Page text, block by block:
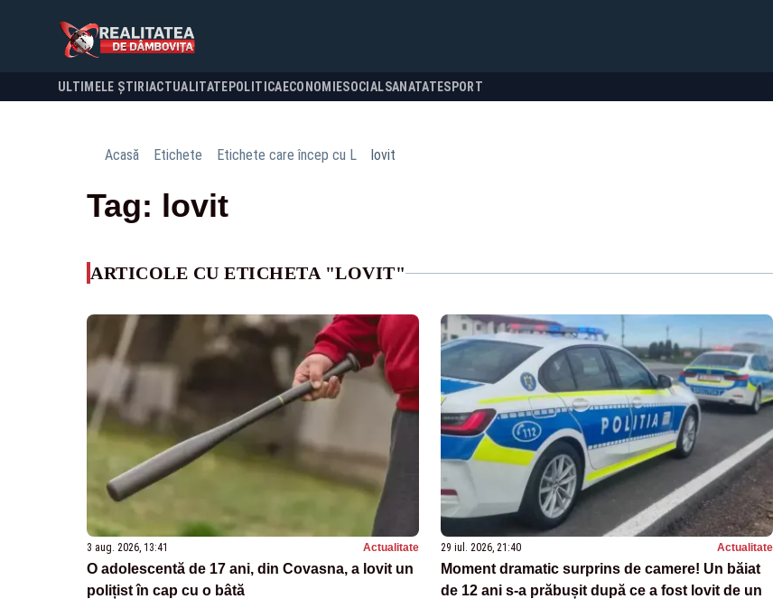
ULTIMELE ȘTIRI ACTUALITATE POLITICA ECONOMIESOCIALSANATATESPORT
Acasă Etichete Etichete care încep cu L lovit
Tag: lovit
ARTICOLE CU ETICHETA "LOVIT"
3 aug. 2026, 13:41 Actualitate
O adolescentă de 17 ani, din Covasna, a lovit un
polițist în cap cu o bâtă
29 iul. 2026, 21:40 Actualitate
Moment dramatic surprins de camere! Un băiat
de 12 ani s-a prăbușit după ce a fost lovit de un